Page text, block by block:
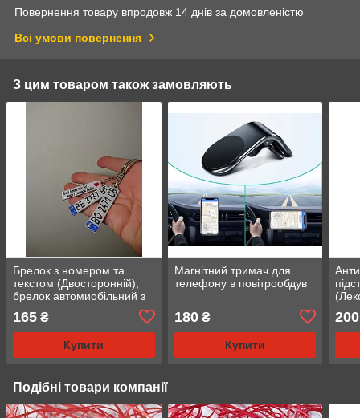
Повернення товару впродовж 14 днів за домовленістю
Всі умови повернення
З цим товаром також замовляють
Брелок з номером та
текстом (Двосторонній),
брелок автомиобільний з
165 ₴
Купити
Магнітний тримач для
телефону в повітрообдув
180₴
Купити
200
Подібні товари компанії